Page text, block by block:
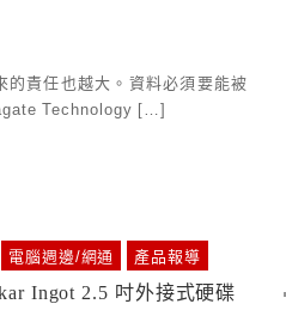
的責任也越大。資料必須要能被
Technology […]
電腦週邊/網通 產品報導
Ingot 2.5 吋外接式硬碟